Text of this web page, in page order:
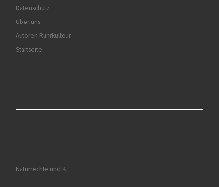
Datenschutz
Über uns
Autoren Ruhrkultour
Startseite
Naturrechte und KI